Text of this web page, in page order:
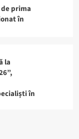
prima
în
la
în